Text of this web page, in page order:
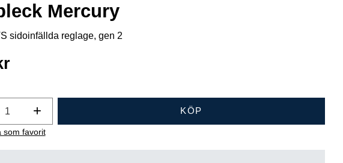
Mercury
sidoinfällda reglage, gen 2
+ KÖP
favoriter